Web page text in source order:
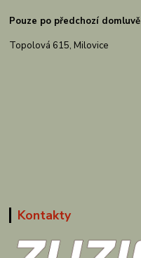
Pouze po předchozí domluvě
Topolová 615, Milovice
Kontakty